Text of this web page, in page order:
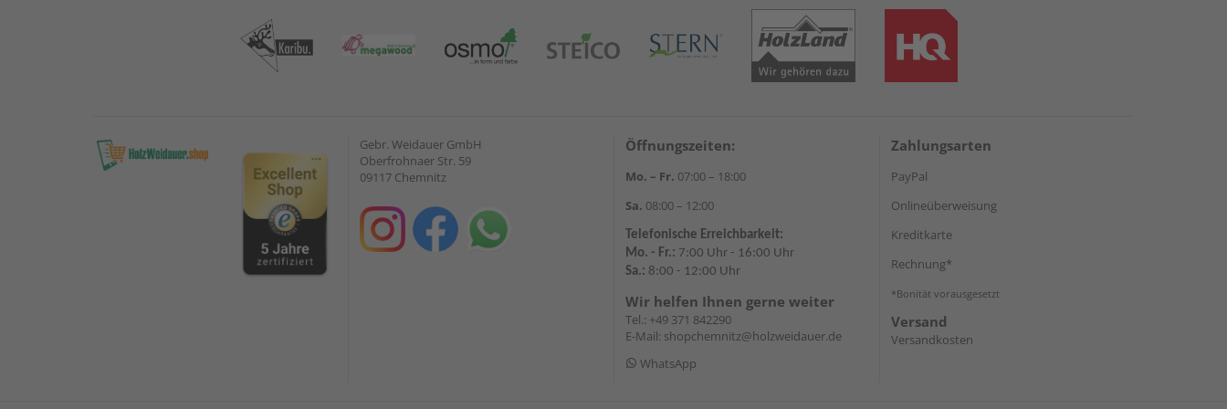
Gebr. Weidauer GmbH
Oberfrohnaer Str. 59
09117 Chemnitz
Öffnungszeiten:
Mo. – Fr. 07:00 – 18:00
Sa. 08:00 – 12:00
Telefonische Erreichbarkeit:
Mo. - Fr.: 7:00 Uhr - 16:00 Uhr
Sa.: 8:00 - 12:00 Uhr
Wir helfen Ihnen gerne weiter
Tel.: +49 371 842290
E-Mail: shopchemnitz@holzweidauer.de
WhatsApp
Zahlungsarten
PayPal
Onlineüberweisung
Kreditkarte
Rechnung*
*Bonität vorausgesetzt
Versand
Versandkosten